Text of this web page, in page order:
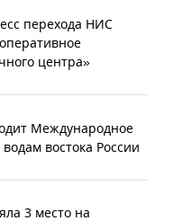
перехода НИС
центра»
Международное
востока России
3 место на